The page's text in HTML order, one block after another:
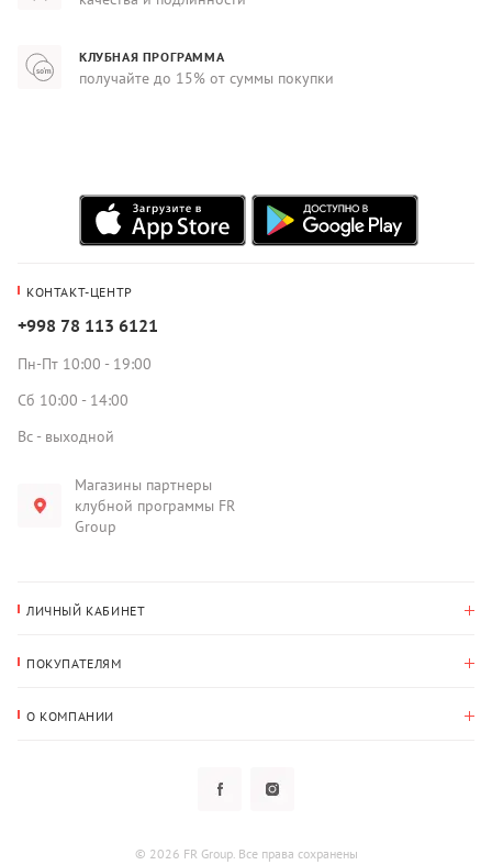
КЛУБНАЯ ПРОГРАММА
получайте до 15% от суммы покупки
КОНТАКТ-ЦЕНТР
+998 78 113 6121
Пн-Пт 10:00 - 19:00
Сб 10:00 - 14:00
Вс - выходной
Магазины партнеры
клубной программы FR
Group
ЛИЧНЫЙ КАБИНЕТ
Адрес для доставки
ПОКУПАТЕЛЯМ
О КОМПАНИИ
Политика конфиденциальности
Пользовательское соглашение© 2026 FR Group. Все права сохранены